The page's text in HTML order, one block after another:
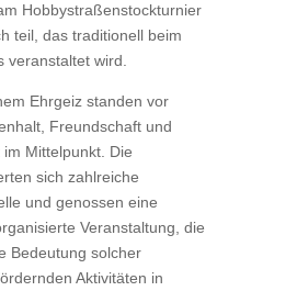
Hobbystraßenstockturnier
teil, das traditionell beim
veranstaltet wird.
Ehrgeiz standen vor
Freundschaft und
Mittelpunkt. Die
sich zahlreiche
und genossen eine
Veranstaltung, die
Bedeutung solcher
Aktivitäten in